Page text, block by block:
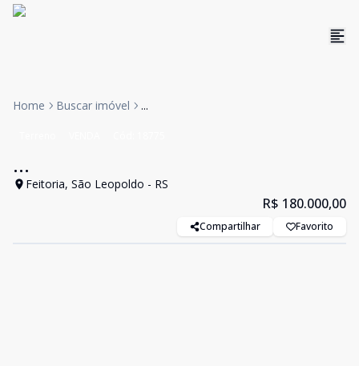
Home Buscar imóvel ...
...
Feitoria, São Leopoldo - RS
R$ 180.000,00
Compartilhar Favorito